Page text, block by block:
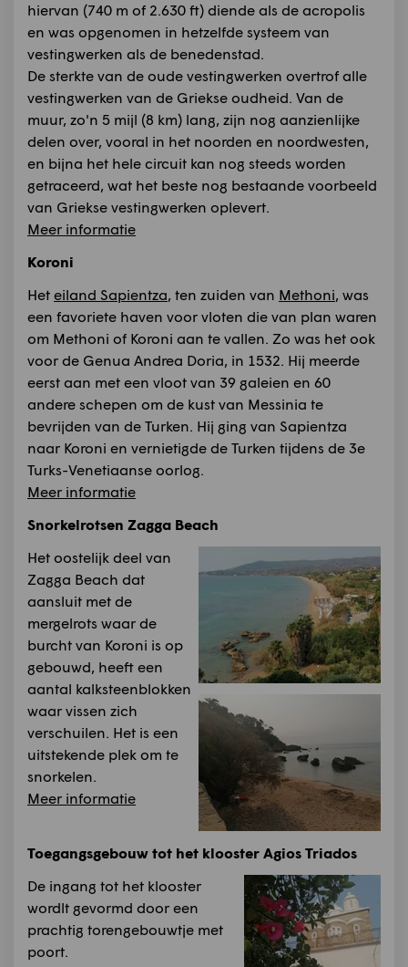
hiervan (740 m of 2.630 ft) diende als de acropolis
en was opgenomen in hetzelfde systeem van
vestingwerken als de benedenstad.
De sterkte van de oude vestingwerken overtrof alle
vestingwerken van de Griekse oudheid. Van de
muur, zo'n 5 mijl (8 km) lang, zijn nog aanzienlijke
delen over, vooral in het noorden en noordwesten,
en bijna het hele circuit kan nog steeds worden
getraceerd, wat het beste nog bestaande voorbeeld
van Griekse vestingwerken oplevert.
Meer informatie
Koroni
Het eiland Sapientza, ten zuiden van Methoni, was
een favoriete haven voor vloten die van plan waren
om Methoni of Koroni aan te vallen. Zo was het ook
voor de Genua Andrea Doria, in 1532. Hij meerde
eerst aan met een vloot van 39 galeien en 60
andere schepen om de kust van Messinia te
bevrijden van de Turken. Hij ging van Sapientza
naar Koroni en vernietigde de Turken tijdens de 3e
Turks-Venetiaanse oorlog.
Meer informatie
Snorkelrotsen Zagga Beach
Het oostelijk deel van
Zagga Beach dat
aansluit met de
mergelrots waar de
burcht van Koroni is op
gebouwd, heeft een
aantal kalksteenblokken
waar vissen zich
verschuilen. Het is een
uitstekende plek om te
snorkelen.
Meer informatie
Toegangsgebouw tot het klooster Agios Triados
De ingang tot het klooster
wordlt gevormd door een
prachtig torengebouwtje met
poort.